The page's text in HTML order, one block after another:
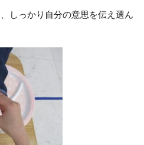
しっかり自分の意思を伝え選ん